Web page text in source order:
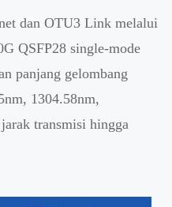
dan OTU3 Link melalui
QSFP28 single-mode
panjang gelombang
1304.58nm,
transmisi hingga